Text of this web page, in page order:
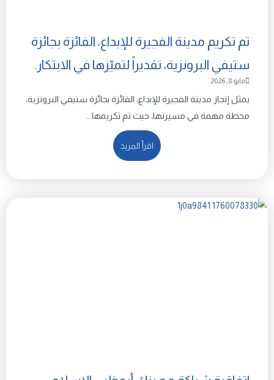
تم تكريم مدينة الفجيرة للإبداع، الفائزة بجائزة
ستيفي البرونزية، تقديراً لتميّزها في الابتكار.
مايو 8, 2026
يمثل إنجاز مدينة الفجيرة للإبداع، الفائزة بجائزة ستيفي البرونزية،
محطة مهمة في مسيرتها، حيث تم تكريمها...
اقرأ المزيد